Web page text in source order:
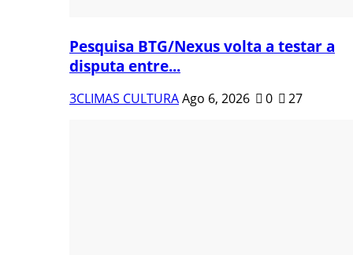
Pesquisa BTG/Nexus volta a testar a
disputa entre...
3CLIMAS CULTURAAgo 6, 2026 0 27